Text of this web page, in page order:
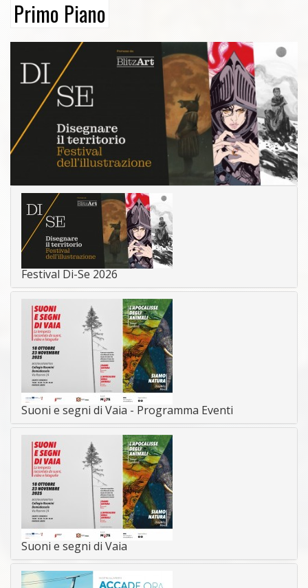
Primo Piano
Festival Di-Se 2026
Suoni e segni di Vaia - Programma Eventi
Suoni e segni di Vaia